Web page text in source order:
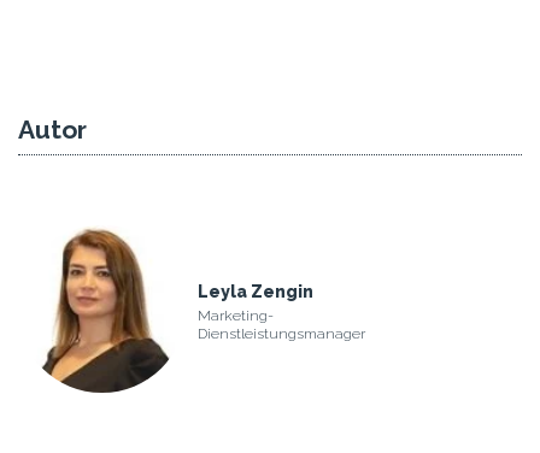
Autor
Leyla Zengin
Marketing-
Dienstleistungsmanager